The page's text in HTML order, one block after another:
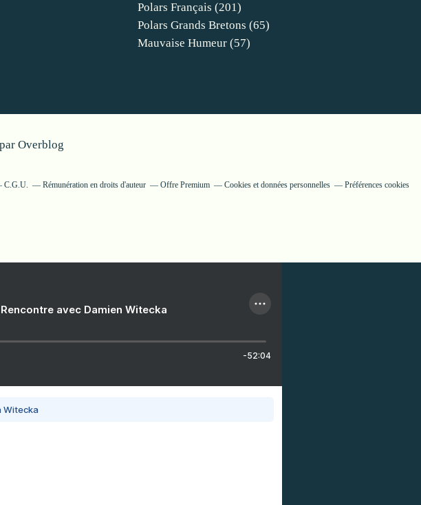
Polars Français (201)
Polars Grands Bretons (65)
Mauvaise Humeur (57)
Overblog
C.G.U. Rémunération en droits d'auteur Offre Premium Cookies et données personnelles Préférences cookies
avec Damien Witecka
-52:04
Witecka